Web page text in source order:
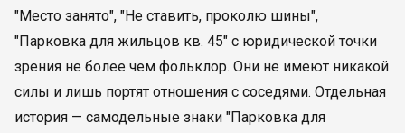
"Место занято", "Не ставить, проколю шины",
"Парковка для жильцов кв. 45" с юридической точки
зрения не более чем фольклор. Они не имеют никакой
силы и лишь портят отношения с соседями. Отдельная
история — самодельные знаки "Парковка для